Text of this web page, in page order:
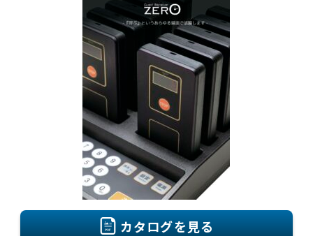
カタログを見る